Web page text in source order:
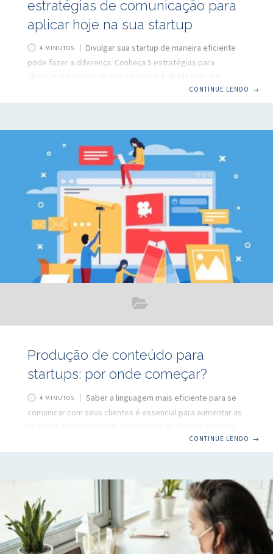
estratégias de comunicação para
aplicar hoje na sua startup
4 MINUTOS
Divulgar sua startup de maneira eficiente
pode fazer a diferença. Conheça 5 estratégias para
alcançar o sucesso da sua empresa. A divulgação das
atividades realizadas pela startup é parte fundamental da
mas de nada adianta se você não souber comunicar isso ao
seu público, de maneira assertiva. Pensando nisso,
separamos cinco estratégias diferentes que podem ser
utilizadas para divulgar a sua empresa nos meios
CONTINUE LENDO →
Produção de conteúdo para
startups: por onde começar?
4 MINUTOS
Saber a linguagem mais eficiente para se
comunicar com seus clientes é essencial para aumentar as
suas vendas Você vende um produto ou serviço e deseja
aumentar sua base de clientes. Uma das possíveis
conteúdo preciso produzir? Qual o formato mais eficiente?
Quais são os resultados esperados? Quando começarei a
enxergar esses resultados? A princípio, essas perguntas
podem parecer muito complexas, mas com
CONTINUE LENDO →